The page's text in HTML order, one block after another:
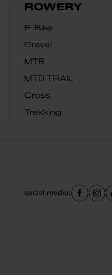
ROWERY
E-Bike
Gravel
MTB
MTB TRAIL
Cross
Trekking
social media: